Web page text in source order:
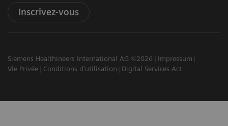
Inscrivez-vous
Siemens Healthineers International AG ©2026
Impressum
Vie Privée
Conditions d'utilisation Digital Services Act